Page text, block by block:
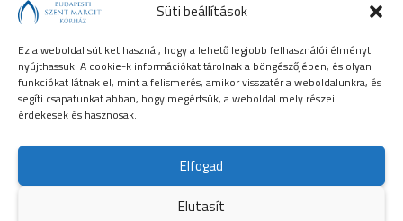
Süti beállítások
Ez a weboldal sütiket használ, hogy a lehető legjobb felhasználói élményt
nyújthassuk. A cookie-k információkat tárolnak a böngészőjében, és olyan
funkciókat látnak el, mint a felismerés, amikor visszatér a weboldalunkra, és
segíti csapatunkat abban, hogy megértsük, a weboldal mely részei
érdekesek és hasznosak.
Elfogad
Elutasít
SEGÉLYHÍVÓSZÁMOK
104mentők